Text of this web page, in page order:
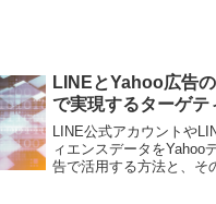
LINEとYahoo広告
で実現するターゲテ
LINE公式アカウントや
ィエンスデータをYahoo
告で活用する方法と、そ